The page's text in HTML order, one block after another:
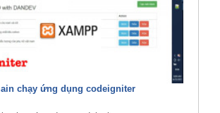
chạy ứng dụng codeigniter